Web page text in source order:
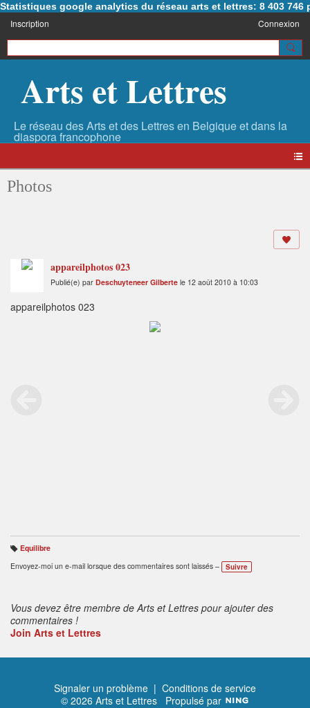
Statistiques google analytics du réseau arts et lettres: 8 403 746
Inscription Connexion
Arts et Lettres
Photos
appareilphotos 023
Publié(e) par Deschuyteneer Gilberte le 12 août 2010 à 10:03
appareilphotos 023
B
ali
s
Equilibre
Envoyez-moi un e-mail lorsque des commentaires sont laissés –
Suivre
Vous devez être membre de Arts et Lettres pour ajouter des
commentaires !
Join Arts et Lettres
Signaler un problème | Conditions de service
© 2026 Arts et Lettres Propulsé par